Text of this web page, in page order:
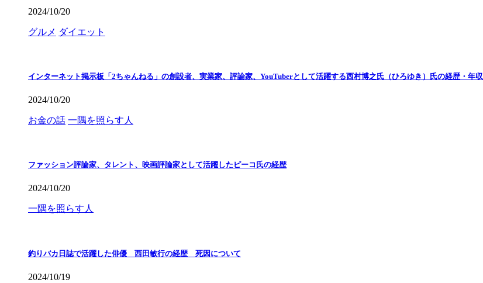
2024/10/20
グルメ ダイエット
インターネット掲示板「2ちゃんねる」の創設者、実業家、評論家、YouTuberとして活躍する西村博之氏（ひろゆき）氏の経歴・年収
2024/10/20
お金の話 一隅を照らす人
ファッション評論家、タレント、映画評論家として活躍したピーコ氏の経歴
2024/10/20
一隅を照らす人
釣りバカ日誌で活躍した俳優 西田敏行の経歴 死因について
2024/10/19